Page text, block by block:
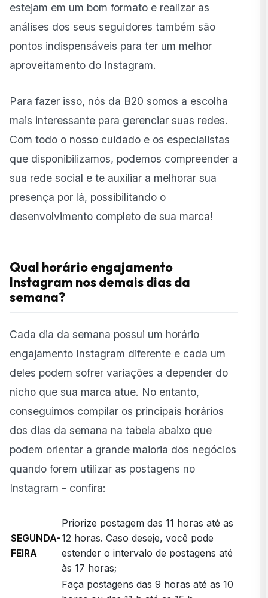
estejam em um bom formato e realizar as
análises dos seus seguidores também são
pontos indispensáveis para ter um melhor
aproveitamento do Instagram.
Para fazer isso, nós da B20 somos a escolha
mais interessante para gerenciar suas redes.
Com todo o nosso cuidado e os especialistas
que disponibilizamos, podemos compreender a
sua rede social e te auxiliar a melhorar sua
presença por lá, possibilitando o
desenvolvimento completo de sua marca!
Qual horário engajamento
Instagram nos demais dias da
semana?
Cada dia da semana possui um horário
engajamento Instagram diferente e cada um
deles podem sofrer variações a depender do
nicho que sua marca atue. No entanto,
conseguimos compilar os principais horários
dos dias da semana na tabela abaixo que
podem orientar a grande maioria dos negócios
quando forem utilizar as postagens no
Instagram - confira:
SEGUNDA-
FEIRA
Priorize postagem das 11 horas até as
12 horas. Caso deseje, você pode
estender o intervalo de postagens até
às 17 horas;
Faça postagens das 9 horas até as 10